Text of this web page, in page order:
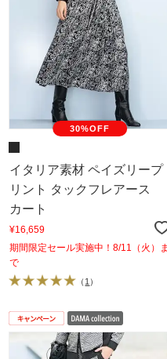
30%OFF
イタリア素材 ペイズリープ
リント タックフレアース
カート
¥16,659
期間限定セール実施中！8/11（火）ま
で
（ 1 ）